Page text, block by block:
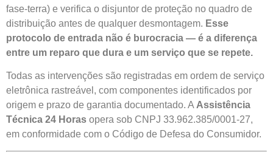
fase-terra) e verifica o disjuntor de proteção no quadro de
distribuição antes de qualquer desmontagem. Esse
protocolo de entrada não é burocracia — é a diferença
entre um reparo que dura e um serviço que se repete.
Todas as intervenções são registradas em ordem de serviço
eletrônica rastreável, com componentes identificados por
origem e prazo de garantia documentado. A Assistência
Técnica 24 Horas opera sob CNPJ 33.962.385/0001-27,
em conformidade com o Código de Defesa do Consumidor.